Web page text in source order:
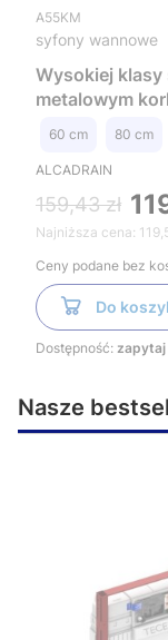
A55KM
syfony wannowe
Wysokiej klasy
metalowym
60 cm 80 cm
ALCADRAIN
159,43 zł
Najniższa cena:
Ceny podane bez
Do
Dostępność:
Nasze